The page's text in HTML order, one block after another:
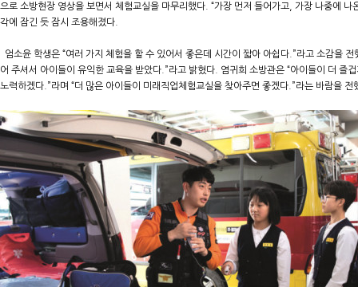
으로 소방현장 영상을 보면서 체험교실을 마무리했다. “가장 먼저 들어가고, 가장 나중에
각에 잠긴 듯 잠시 조용해졌다.
엄소윤 학생은 “여러 가지 체험을 할 수 있어서 좋은데 시간이 짧아 아쉽다.”라고 소감을
어 주셔서 아이들이 유익한 교육을 받았다.”라고 밝혔다. 염귀희 소방관은 “아이들이 더 즐
노력하겠다.”라며 “더 많은 아이들이 미래직업체험교실을 찾아주면 좋겠다.”라는 바람을 전